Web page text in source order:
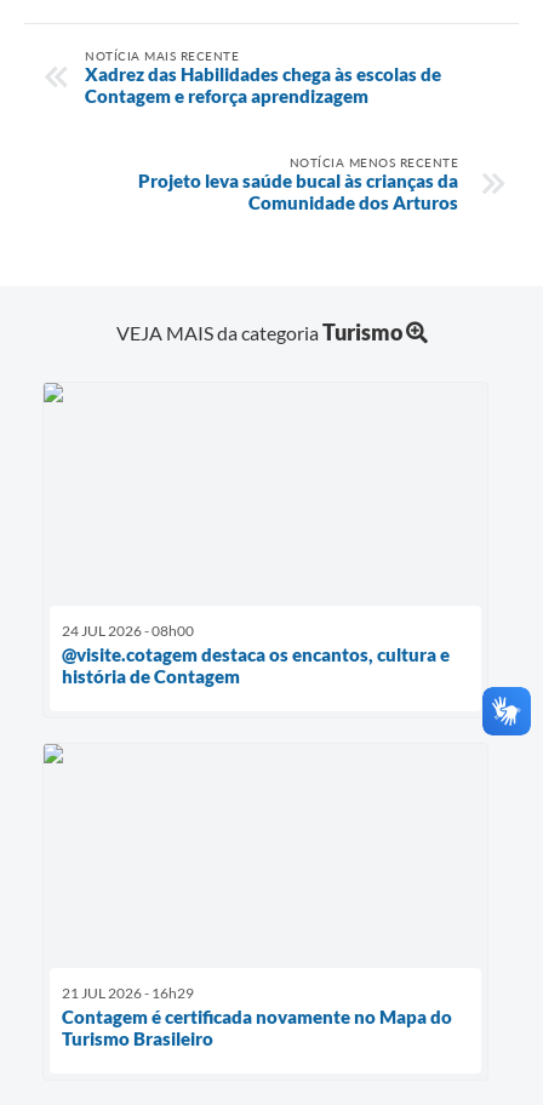
NOTÍCIA MAIS RECENTE
Xadrez das Habilidades chega às escolas de
Contagem e reforça aprendizagem
NOTÍCIA MENOS RECENTE
Projeto leva saúde bucal às crianças da
Comunidade dos Arturos
VEJA MAIS da categoriaTurismo
24 JUL 2026 - 08h00
@visite.cotagem destaca os encantos, cultura e
história de Contagem
21 JUL 2026 - 16h29
Contagem é certificada novamente no Mapa do
Turismo Brasileiro